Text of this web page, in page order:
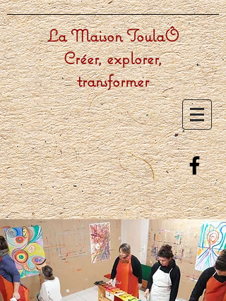
La Maison ToulaÔ
Créer, explorer,
transformer